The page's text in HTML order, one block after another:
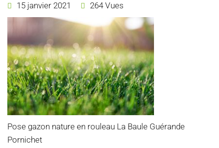
15 janvier 2021 264 Vues
Pose gazon nature en rouleau La Baule Guérande
Pornichet